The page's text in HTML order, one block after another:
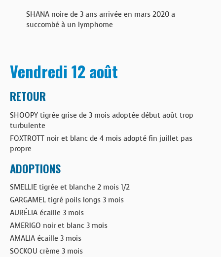
SHANA noire de 3 ans arrivée en mars 2020 a
succombé à un lymphome
Vendredi 12 août
RETOUR
SHOOPY tigrée grise de 3 mois adoptée début août trop
turbulente
FOXTROTT noir et blanc de 4 mois adopté fin juillet pas
propre
ADOPTIONS
SMELLIE tigrée et blanche 2 mois 1/2
GARGAMEL tigré poils longs 3 mois
AURÉLIA écaille 3 mois
AMERIGO noir et blanc 3 mois
AMALIA écaille 3 mois
SOCKOU crème 3 mois